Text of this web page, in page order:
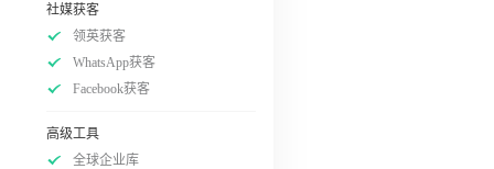
社媒获客
领英获客
WhatsApp获客
Facebook获客
高级工具
全球企业库